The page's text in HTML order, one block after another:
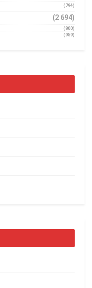
(794)
(2 694)
(800)
(959)